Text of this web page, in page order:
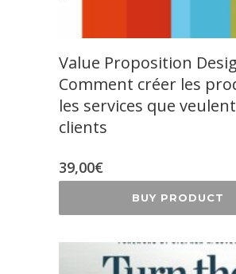
Value Proposition
Comment créer les
les services que
clients
39,00€
BUY PRODUCT